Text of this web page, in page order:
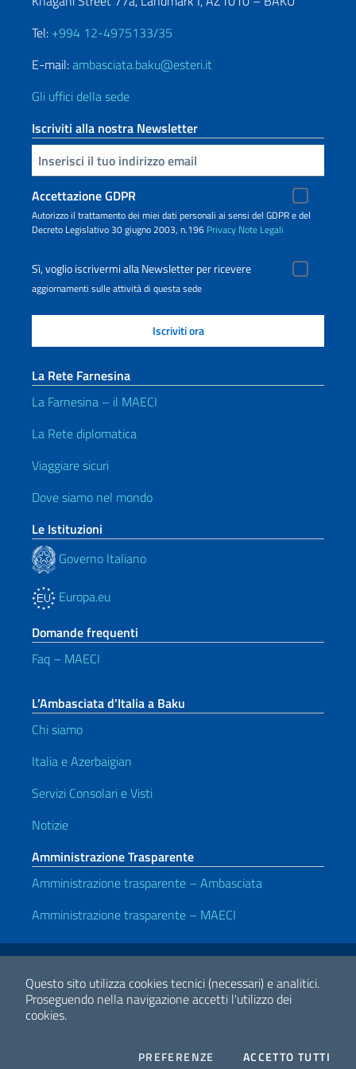
Questo sito utilizza cookies tecnici (necessari) e analitici.
Proseguendo nella navigazione accetti l'utilizzo dei
cookies.
PREFERENZE COOKIESACCETTO TUTTI
Tel: +994 12-4975133/35
E-mail:ambasciata.baku@esteri.it
Gli uffici della sede
Iscriviti alla nostra Newsletter
Inserisci la tua email
Accettazione GDPR
Autorizzo il trattamento dei miei dati personali ai sensi del GDPR e del
Decreto Legislativo 30 giugno 2003, n.196 Privacy Note Legali
Sì, voglio iscrivermi alla Newsletter per ricevere
aggiornamenti sulle attività di questa sede
La Rete Farnesina
La Farnesina – il MAECI
La Rete diplomatica
Viaggiare sicuri
Dove siamo nel mondo
Le Istituzioni
Governo Italiano
Europa.eu
Domande frequenti
Faq – MAECI
L’Ambasciata d’Italia a Baku
Chi siamo
Italia e Azerbaigian
Servizi Consolari e Visti
Notizie
Amministrazione Trasparente
Amministrazione trasparente – Ambasciata
Amministrazione trasparente – MAECI
Link Utili